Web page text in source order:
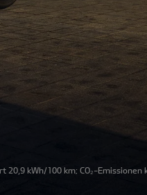
kWh/100 km; CO₂-